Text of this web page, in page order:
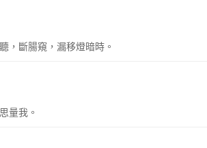
，斷腸窺，漏移燈暗時。
量我。